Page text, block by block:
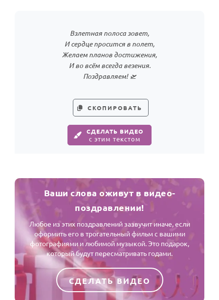
Взлетная полоса зовет,
И сердце просится в полет,
Желаем планов достижения,
И во всём всегда везения.
Поздравляем! 🛫
СКОПИРОВАТЬ
СДЕЛАТЬ ВИДЕО
с этим текстом
Ваши слова оживут в видео-
поздравлении!
Любое из этих поздравлений зазвучит иначе, если
оформить его в трогательный фильм с вашими
фотографиями и любимой музыкой. Это подарок,
который будут пересматривать годами.
СДЕЛАТЬ ВИДЕО